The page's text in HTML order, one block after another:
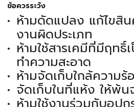
ข้อควรระวัง
ห้ามดัดแปลง แก้ไขสิน
งานผิดประเภท
ห้ามใช้สารเคมีที่มีฤทธิ์
ทำความสะอาด
ห้ามจัดเก็บใกล้ความร้
จัดเก็บในที่แห้ง ให้พ้น